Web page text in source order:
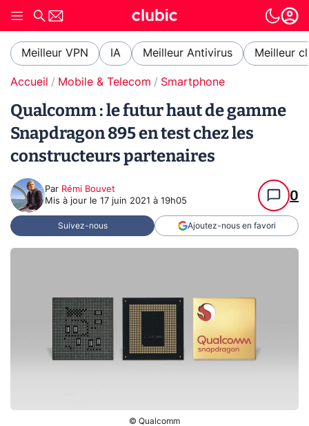
Meilleur VPN IA Meilleur Antivirus Meilleur
Accueil Mobile & Telecom Smartphone
Qualcomm : le futur haut de gamme
Snapdragon 895 en test chez les
constructeurs partenaires
Par Rémi Bouvet
Mis à jour le 17 juin 2021 à 19h05 0
Suivez-nous Ajoutez-nous en favori
© Qualcomm